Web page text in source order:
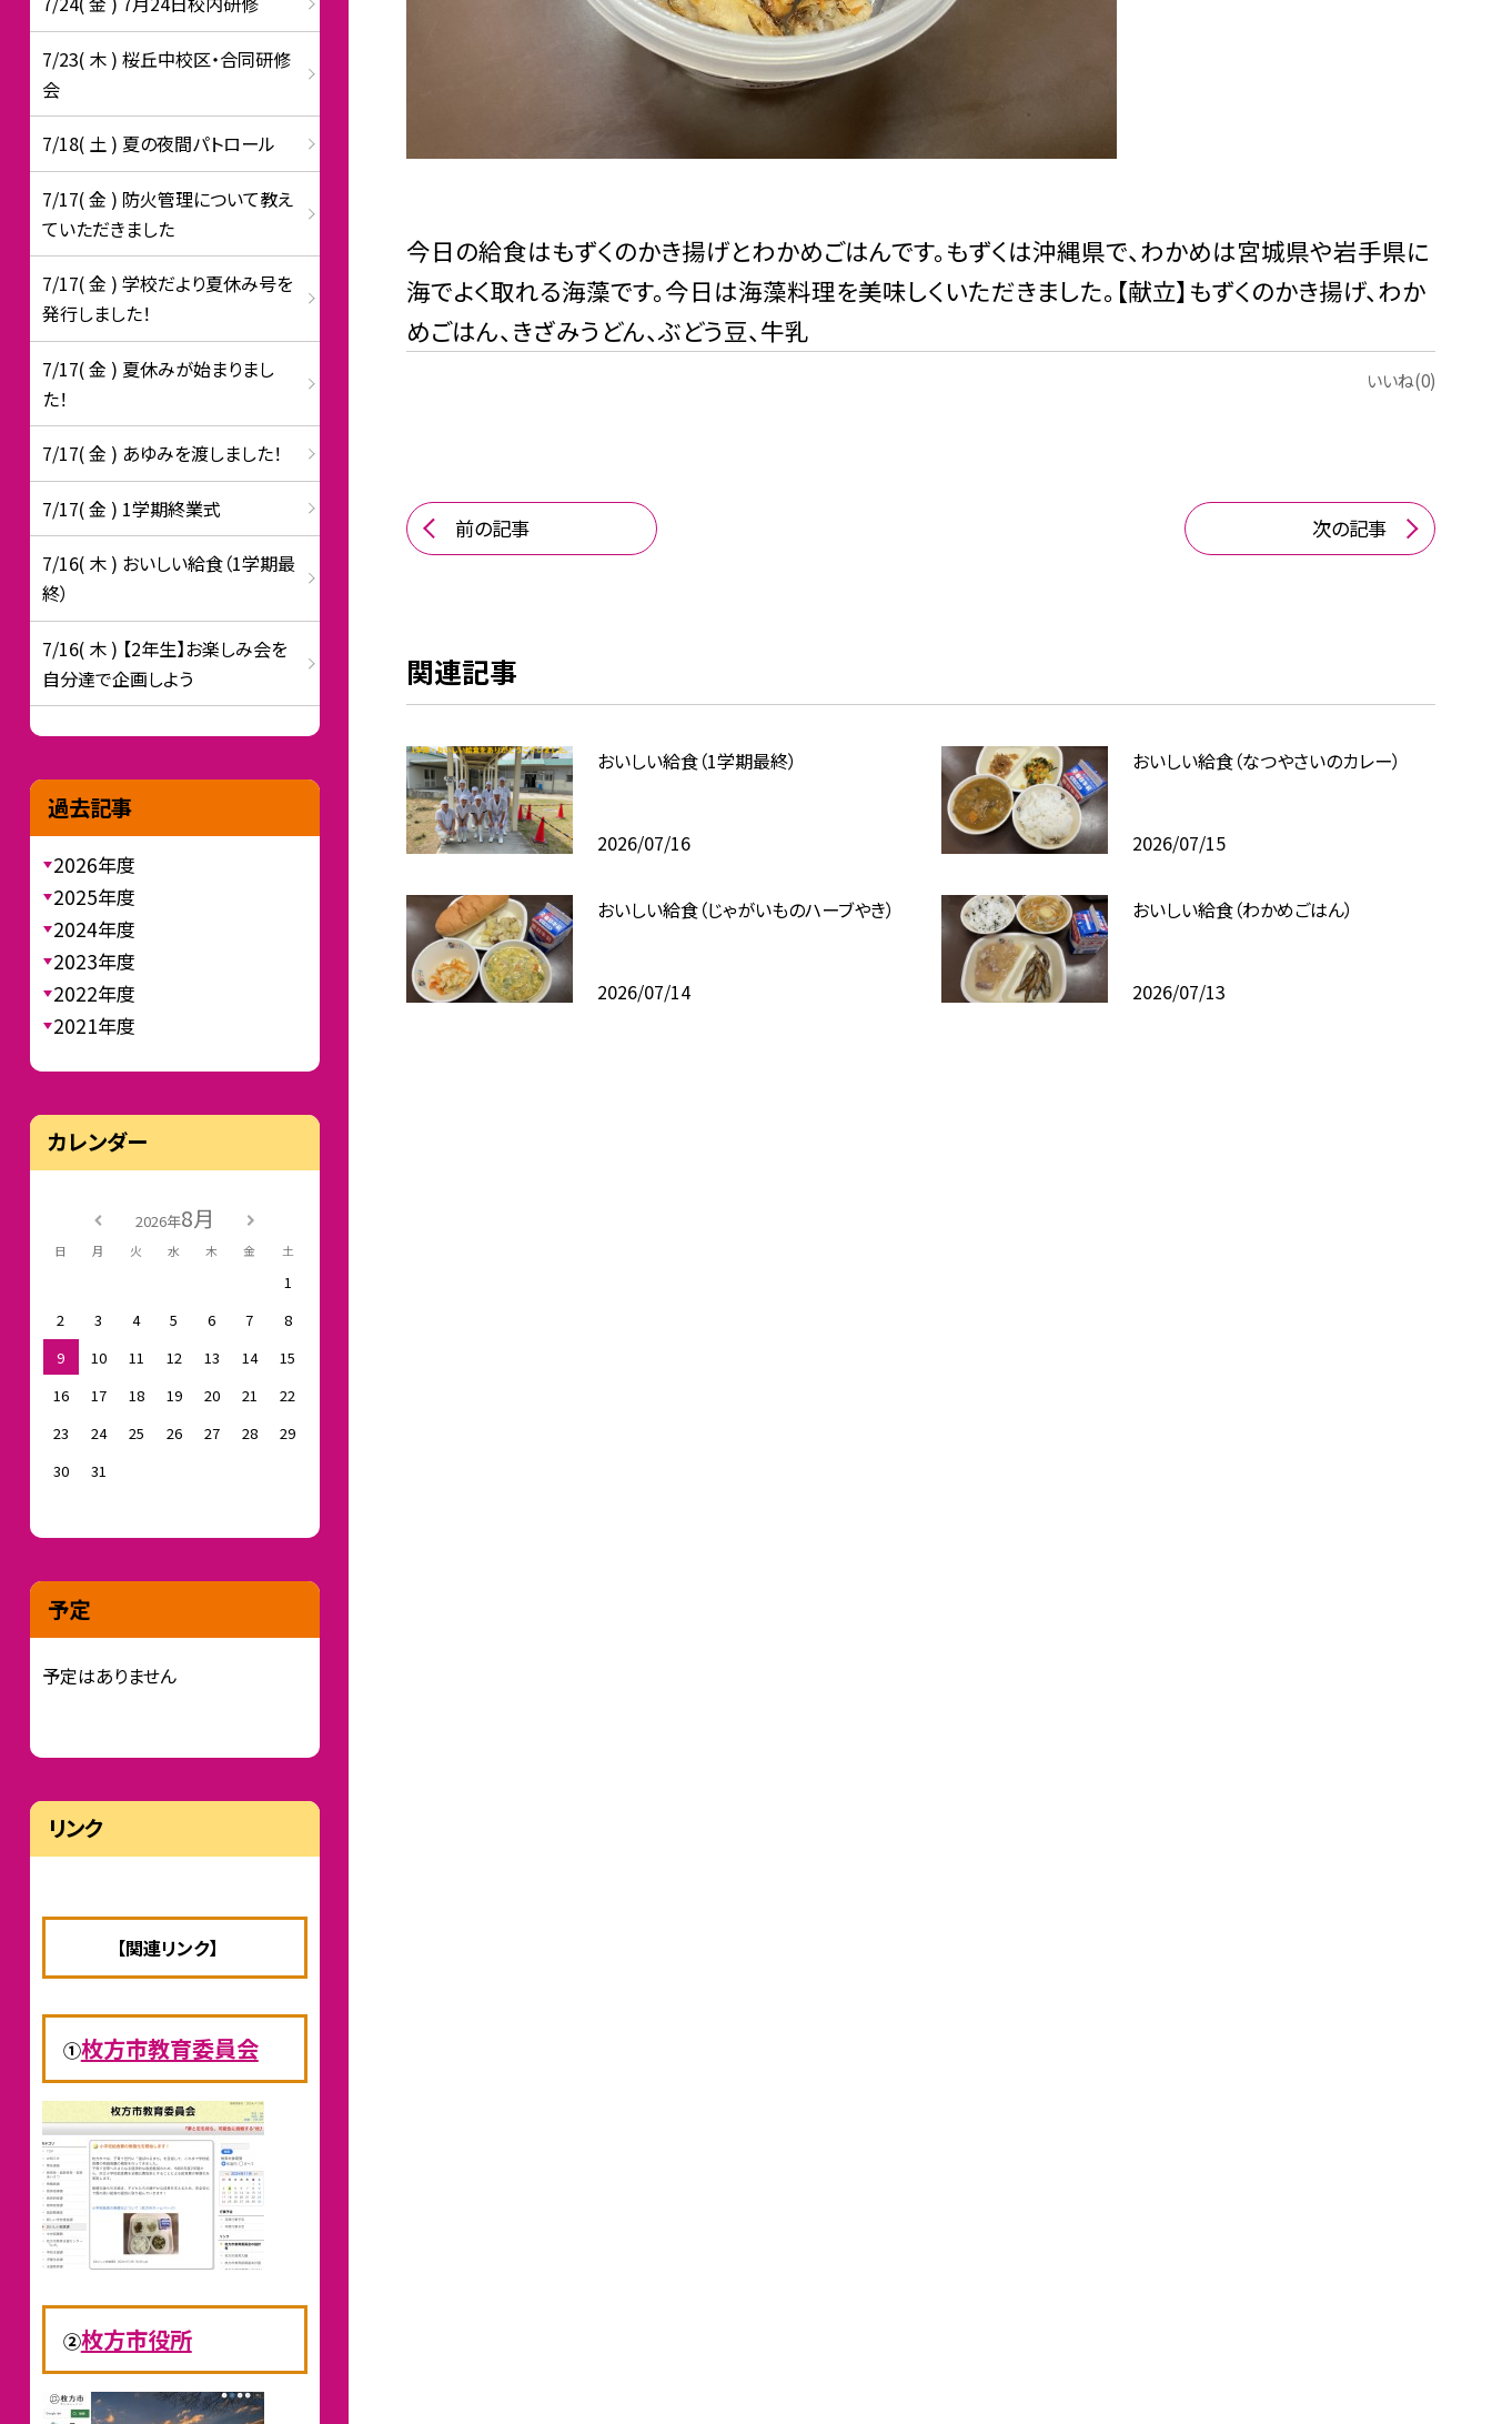
今日の給食はもずくのかき揚げとわかめごはんです。もずくは沖縄県で、わかめは宮城県や岩手県に
海でよく取れる海藻です。今日は海藻料理を美味しくいただきました。【献立】もずくのかき揚げ、わか
めごはん、きざみうどん、ぶどう豆、牛乳
いいね(0)
前の記事 次の記事
関連記事
おいしい給食（1学期最終）
2026/07/16
おいしい給食（なつやさいのカレー）
2026/07/15
おいしい給食（じゃがいものハーブやき）
2026/07/14
おいしい給食（わかめごはん）
2026/07/13
7/23( 木 ) 桜丘中校区・合同研修
会
7/18( 土 ) 夏の夜間パトロール
7/17( 金 ) 防火管理について教え
ていただきました
7/17( 金 ) 学校だより夏休み号を
発行しました！
7/17( 金 ) 夏休みが始まりまし
た！
7/17( 金 ) あゆみを渡しました！
7/17( 金 ) 1学期終業式
7/16( 木 ) おいしい給食（1学期最
終）
7/16( 木 ) 【2年生】お楽しみ会を
自分達で企画しよう
過去記事
2026年度
2025年度
2024年度
2023年度
2022年度
2021年度
カレンダー
2026年8月
日 月 火 水 木 金 土
1
2
3 4 5 6 7
8
9
10 11 12 13 14
15
16
17 18 19 20 21
22
23
24 25 26 27 28
29
30
31
予定
予定はありません
リンク
【関連リンク】
①枚方市教育委員会
②枚方市役所